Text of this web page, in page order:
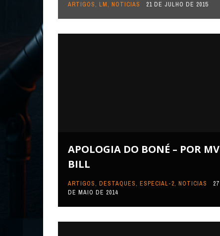
ARTIGOS, LM, NOTICIAS 21 DE JULHO DE 2015
APOLOGIA DO BONÉ – POR MV
BILL
ARTIGOS, DESTAQUES, ESPECIAL-2, NOTICIAS
27
DE MAIO DE 2014